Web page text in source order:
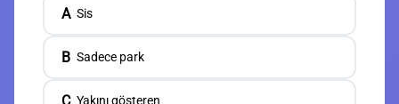
A Sis
B Sadece park
Yakını gösteren